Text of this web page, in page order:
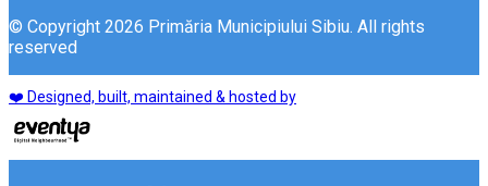
© Copyright 2026 Primăria Municipiului Sibiu. All rights
reserved
❤️ Designed, built, maintained & hosted by